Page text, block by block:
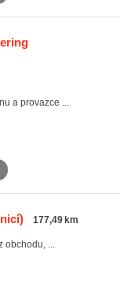
a provazce ...
177,49 km
obchodu, ...